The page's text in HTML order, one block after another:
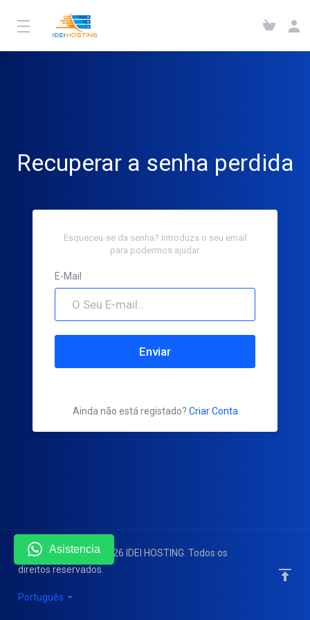
Recuperar a senha perdida
Esqueceu-se da senha? Introduza o seu email
para podermos ajudar.
E-Mail
Enviar
Ainda não está registado? Criar Conta
Direitos autorais © 2026 IDEI HOSTING. Todos os
direitos reservados.
Português
Asistencia